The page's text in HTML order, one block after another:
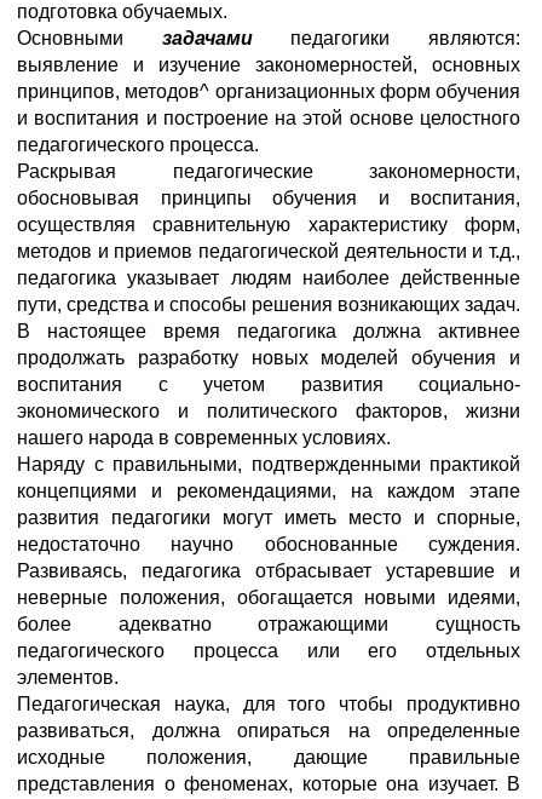
подготовка обучаемых.
Основными задачами педагогики являются:
выявление и изучение закономерностей, основных
принципов, методов^ организационных форм обучения
и воспитания и построение на этой основе целостного
педагогического процесса.
Раскрывая педагогические закономерности,
обосновывая принципы обучения и воспитания,
осуществляя сравнительную характеристику форм,
методов и приемов педагогической деятельности и т.д.,
педагогика указывает людям наиболее действенные
пути, средства и способы решения возникающих задач.
В настоящее время педагогика должна активнее
продолжать разработку новых моделей обучения и
воспитания с учетом развития социально-
экономического и политического факторов, жизни
нашего народа в современных условиях.
Наряду с правильными, подтвержденными практикой
концепциями и рекомендациями, на каждом этапе
развития педагогики могут иметь место и спорные,
недостаточно научно обоснованные суждения.
Развиваясь, педагогика отбрасывает устаревшие и
неверные положения, обогащается новыми идеями,
более адекватно отражающими сущность
педагогического процесса или его отдельных
элементов.
Педагогическая наука, для того чтобы продуктивно
развиваться, должна опираться на определенные
исходные положения, дающие правильные
представления о феноменах, которые она изучает. В